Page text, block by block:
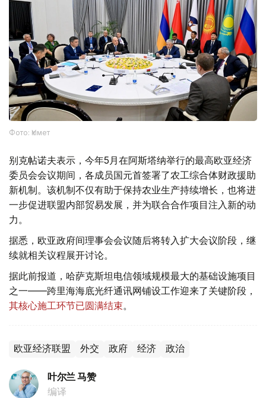
Фото: Үкімет
别克帖诺夫表示，今年5月在阿斯塔纳举行的最高欧亚经济
委员会会议期间，各成员国元首签署了农工综合体财政援助
新机制。该机制不仅有助于保持农业生产持续增长，也将进
一步促进联盟内部贸易发展，并为联合合作项目注入新的动
力。
据悉，欧亚政府间理事会会议随后将转入扩大会议阶段，继
续就相关议程展开讨论。
据此前报道，哈萨克斯坦电信领域规模最大的基础设施项目
之一——跨里海海底光纤通讯网铺设工作迎来了关键阶段，
其核心施工环节已圆满结束。
欧亚经济联盟 外交 政府 经济 政治
叶尔兰 马赞
编译